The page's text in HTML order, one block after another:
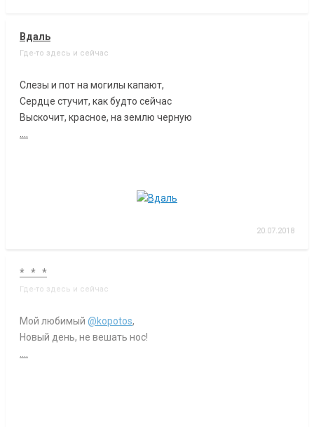
Вдаль
Где-то здесь и сейчас
Слезы и пот на могилы капают,
Сердце стучит, как будто сейчас
Выскочит, красное, на землю черную
20.07.2018
* * *
Где-то здесь и сейчас
Мой любимый @kopotos,
Новый день, не вешать нос!